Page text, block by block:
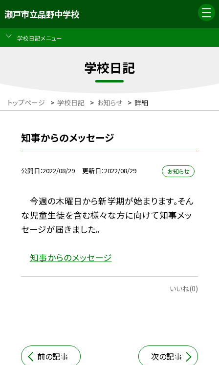
瀬戸市立品野中学校
学校日記メニュー
学校日記
トップページ > 学校日記 > お知らせ > 詳細
知事からのメッセージ
公開日 2022/08/29 更新日 2022/08/29 お知らせ
今週の木曜日から新学期が始まります。そん
な児童生徒を含む様々な方に向けて知事メッ
セージが届きました。
知事からのメッセージ
いいね(0)
前の記事 次の記事